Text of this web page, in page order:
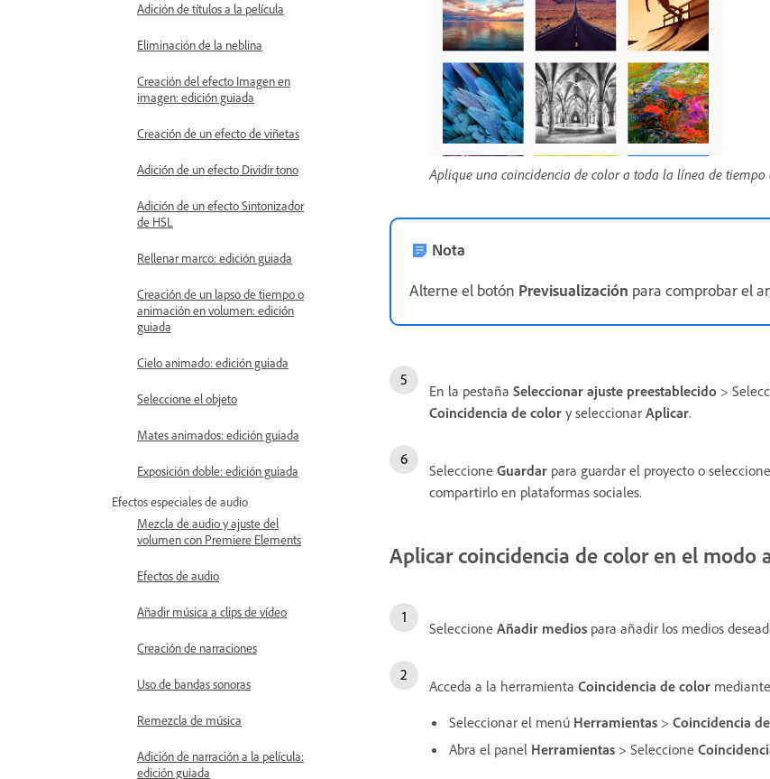
Adición de títulos a la película
Eliminación de la neblina
Creación del efecto Imagen en
imagen: edición guiada
Creación de un efecto de viñetas
Adición de un efecto Dividir tono
Adición de un efecto Sintonizador
de HSL
Rellenar marco: edición guiada
Creación de un lapso de tiempo o
animación en volumen: edición
guiada
Cielo animado: edición guiada
Seleccione el objeto
Mates animados: edición guiada
Exposición doble: edición guiada
Efectos especiales de audio
Mezcla de audio y ajuste del
volumen con Premiere Elements
Efectos de audio
Añadir música a clips de vídeo
Creación de narraciones
Uso de bandas sonoras
Remezcla de música
Adición de narración a la película:
edición guiada
Aplique una coincidencia de color a toda la línea de tiempo
Nota
Alterne el botón Previsualización para comprobar el
En la pestaña Seleccionar ajuste preestablecido >
Coincidencia de color y seleccionar Aplicar.
Seleccione Guardar para guardar el proyecto o seleccione
compartirlo en plataformas sociales.
Aplicar coincidencia de color en el modo
Seleccione Añadir medios para añadir los medios
Acceda a la herramienta Coincidencia de color
Seleccionar el menú Herramientas > Coincidencia
Abra el panel Herramientas > Seleccione